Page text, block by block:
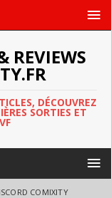
REVIEWS
DÉCOUVREZ
SORTIES ET
COMIXITY